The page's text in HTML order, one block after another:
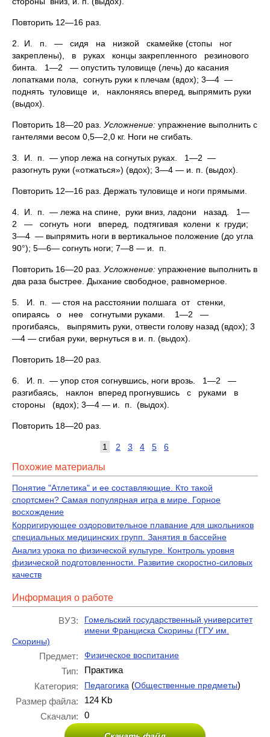
Повторить 12—16 раз.
2. И. п. — сидя на низкой скамейке (стопы ног
закреплены), в руках концы закрепленного резинового
бинта. 1—2 — опустить туловище (лечь) до касания
лопатками пола, согнуть руки к плечам (вдох); 3—4 —
поднять туловище и, наклоняясь вперед, выпрямить руки
(выдох).
Повторить 18—20 раз. Усложнение: упражнение выполнить с
гантелями весом 0,5—2,0 кг. Ноги не сгибать.
3. И. п. — упор лежа на согнутых руках. 1—2 —
разогнуть руки («отжаться») (вдох); 3—4 — и. п. (выдох).
Повторить 12—16 раз. Держать туловище и ноги прямыми.
4. И. п. — лежа на спине, руки вниз, ладони назад. 1—
2 — согнуть ноги вперед, подтягивая колени к груди;
3—4 — выпрямить ноги в вертикальное положение (до угла
90°); 5—6— согнуть ноги; 7—8 — и. п.
Повторить 16—20 раз. Усложнение: упражнение выполнить в
два раза быстрее. Дыхание свободное, равномерное.
5. И. п. — стоя на расстоянии полшага от стенки,
опираясь о нее согнутыми руками. 1—2 —
прогибаясь, выпрямить руки, отвести голову назад (вдох); 3
—4 — сгибая руки, вернуться в и. п. (выдох).
Повторить 18—20 раз.
6. И. п. — упор стоя согнувшись, ноги врозь. 1—2 —
разгибаясь, наклон вперед прогнувшись с руками в
стороны (вдох); 3—4 — и. п. (выдох).
Повторить 18—20 раз.
1 2 3 4 5 6
Похожие материалы
Понятие "Атлетика" и ее составляющие. Кто такой
спортсмен? Самая популярная игра в мире. Горное
восхождение
Корригирующее оздоровительное плавание для школьников
специальных медицинских групп. Занятия в бассейне
Анализ урока по физической культуре. Контроль уровня
физической подготовленности. Развитие скоростно-силовых
качеств
Информация о работе
ВУЗ:
Гомельский государственный университет
имени Франциска Скорины (ГГУ им.
Скорины)
Предмет: Физическое воспитание
Тип:
Практика
Категория:
Педагогика (Общественные предметы)
Размер файла:
124 Kb
Скачали:
0